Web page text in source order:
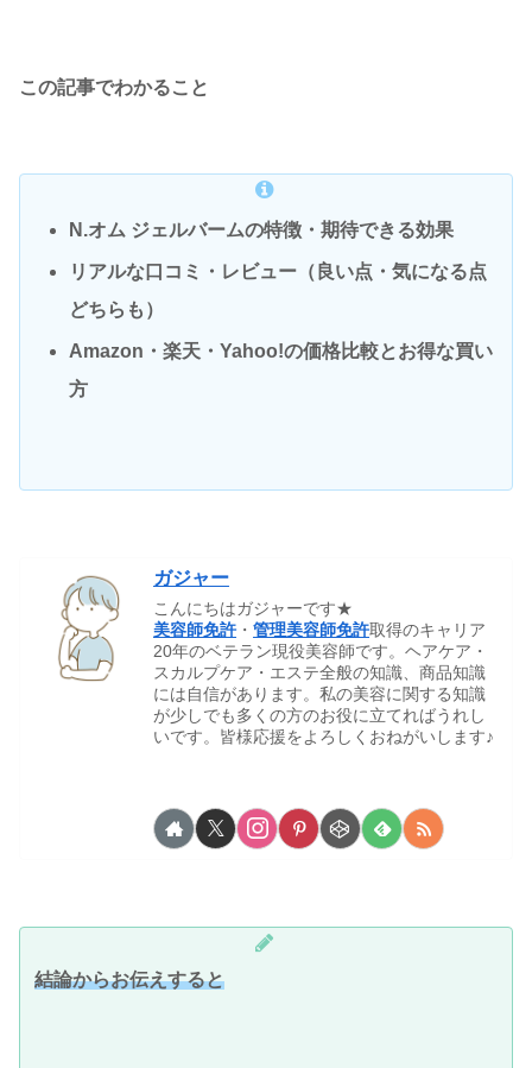
この記事でわかること
N.オム ジェルバームの特徴・期待できる効果
リアルな口コミ・レビュー（良い点・気になる点
どちらも）
Amazon・楽天・Yahoo!の価格比較とお得な買い
方
ガジャー
こんにちはガジャーです★
美容師免許 ・管理美容師免許取得のキャリア
20年のベテラン現役美容師です。ヘアケア・
スカルプケア・エステ全般の知識、商品知識
には自信があります。私の美容に関する知識
が少しでも多くの方のお役に立てればうれし
いです。皆様応援をよろしくおねがいします♪
結論からお伝えすると